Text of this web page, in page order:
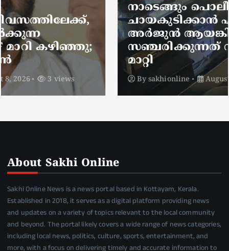
നാടെങ്ങും പൊലീസ് തിരയുന്നു,
ചായകുടിക്കാൻ എടപ്പാളിലെത്തി
അർജുൻ ആയങ്കി;
സഞ്ചരിക്കുന്നത് വാഹനങ്ങൾ
മാറ്റി
Bysakhionline August 8, 2026 5 views
About Sakhi Online
Sakhi Online News is a news portal based in Kottayam, Kerala.
Established in 2018, it serves as a digital platform providing news
and updates on a variety of topics relevant to the local community
and beyond. The portal likely covers a wide range of news categories,
including local news, politics, culture, sports, entertainment, and
more, with a focus on delivering timely and accurate information to